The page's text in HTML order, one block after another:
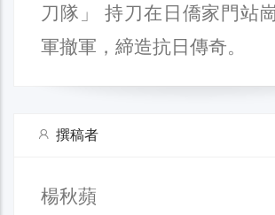
刀隊」 持刀在日僑家門站
軍撤軍，締造抗日傳奇。
撰稿者
楊秋蘋